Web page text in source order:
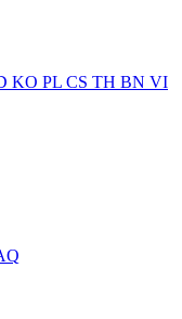
KO PL CS TH BN VI